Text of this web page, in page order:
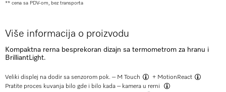
** cena sa PDV-om, bez transporta
Više informacija o proizvodu
Kompaktna rerna besprekoran dizajn sa termometrom za hranu i
BrilliantLight.
Veliki displej na dodir sa senzorom pok. – M Touch + MotionReact
Pratite proces kuvanja bilo gde i bilo kada – kamera u rerni